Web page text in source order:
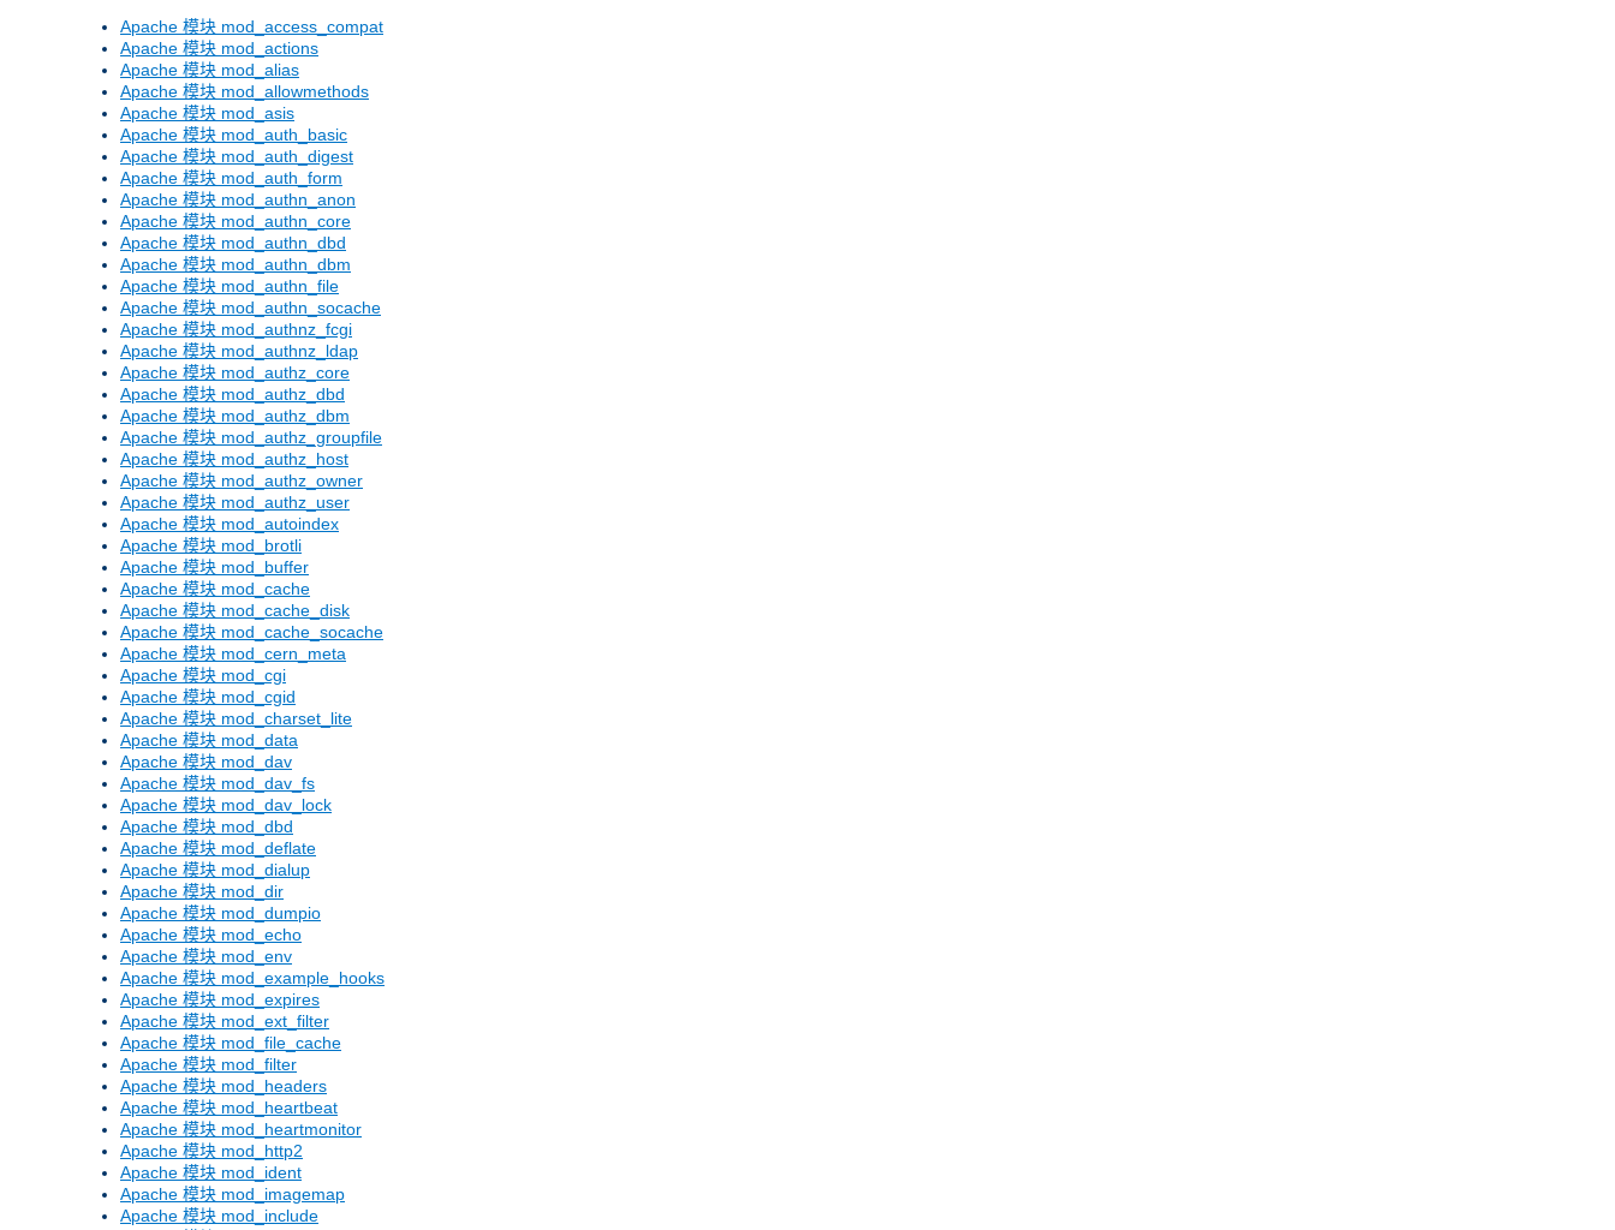
Apache 模块 mod_access_compat
Apache 模块 mod_actions
Apache 模块 mod_alias
Apache 模块 mod_allowmethods
Apache 模块 mod_asis
Apache 模块 mod_auth_basic
Apache 模块 mod_auth_digest
Apache 模块 mod_auth_form
Apache 模块 mod_authn_anon
Apache 模块 mod_authn_core
Apache 模块 mod_authn_dbd
Apache 模块 mod_authn_dbm
Apache 模块 mod_authn_file
Apache 模块 mod_authn_socache
Apache 模块 mod_authnz_fcgi
Apache 模块 mod_authnz_ldap
Apache 模块 mod_authz_core
Apache 模块 mod_authz_dbd
Apache 模块 mod_authz_dbm
Apache 模块 mod_authz_groupfile
Apache 模块 mod_authz_host
Apache 模块 mod_authz_owner
Apache 模块 mod_authz_user
Apache 模块 mod_autoindex
Apache 模块 mod_brotli
Apache 模块 mod_buffer
Apache 模块 mod_cache
Apache 模块 mod_cache_disk
Apache 模块 mod_cache_socache
Apache 模块 mod_cern_meta
Apache 模块 mod_cgi
Apache 模块 mod_cgid
Apache 模块 mod_charset_lite
Apache 模块 mod_data
Apache 模块 mod_dav
Apache 模块 mod_dav_fs
Apache 模块 mod_dav_lock
Apache 模块 mod_dbd
Apache 模块 mod_deflate
Apache 模块 mod_dialup
Apache 模块 mod_dir
Apache 模块 mod_dumpio
Apache 模块 mod_echo
Apache 模块 mod_env
Apache 模块 mod_example_hooks
Apache 模块 mod_expires
Apache 模块 mod_ext_filter
Apache 模块 mod_file_cache
Apache 模块 mod_filter
Apache 模块 mod_headers
Apache 模块 mod_heartbeat
Apache 模块 mod_heartmonitor
Apache 模块 mod_http2
Apache 模块 mod_ident
Apache 模块 mod_imagemap
Apache 模块 mod_include